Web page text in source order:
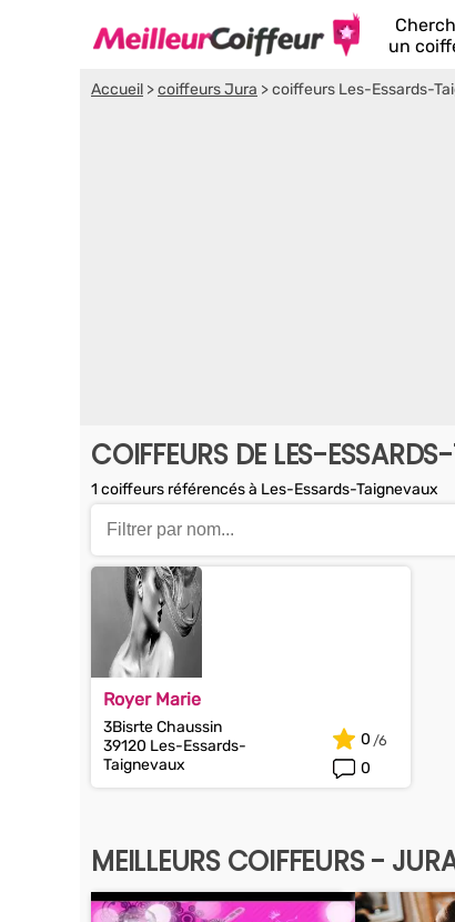
un
Accueil >coiffeurs Jura >coiffeurs Les-Essards-
COIFFEURS DE LES-
1 coiffeurs référencés à Les-Essards-Taignevaux
Royer Marie
3Bisrte Chaussin
39120 Les-Essards-
Taignevaux
0
0
MEILLEURS COIFFEURS -